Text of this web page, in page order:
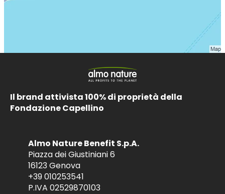
Il brand attivista 100% di proprietà della
Fondazione Capellino
Almo Nature Benefit S.p.A.
Piazza dei Giustiniani 6
16123 Genova
+39 010253541
P.IVA 02529870103